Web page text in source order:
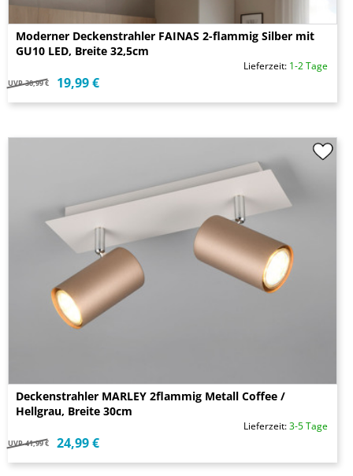
Moderner Deckenstrahler FAINAS 2-flammig Silber mit
GU10 LED, Breite 32,5cm
Lieferzeit: 1-2 Tage
UVP 30,99 € 19,99 €
Deckenstrahler MARLEY 2flammig Metall Coffee /
Hellgrau, Breite 30cm
Lieferzeit:3-5 Tage
UVP 41,99 € 24,99 €